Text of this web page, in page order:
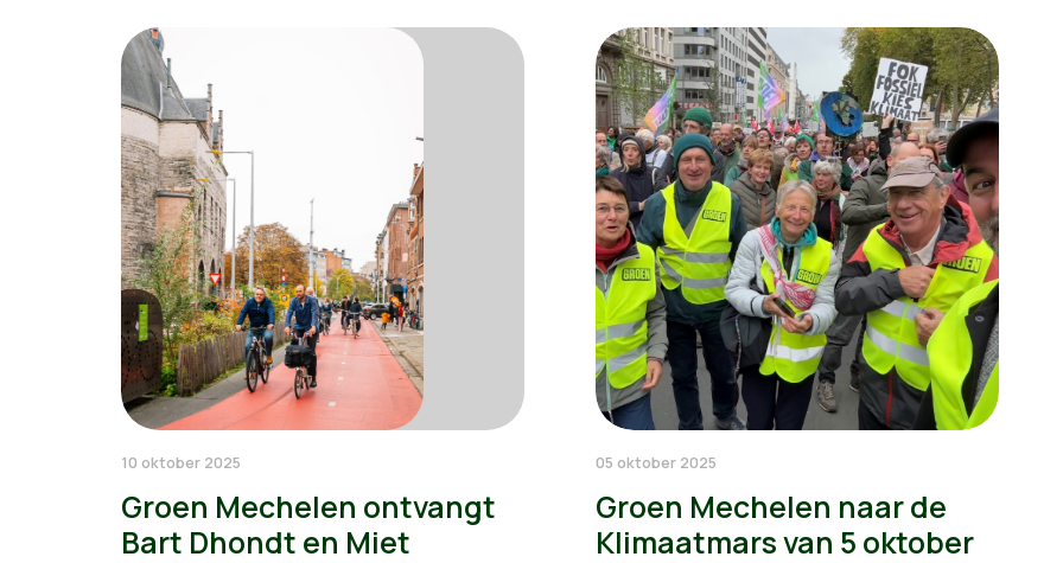
10 oktober 2025
Groen Mechelen ontvangt
Bart Dhondt en Miet
05 oktober 2025
Groen Mechelen naar de
Klimaatmars van 5 oktober